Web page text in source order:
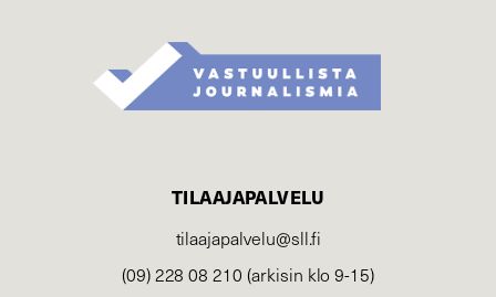
TILAAJAPALVELU
tilaajapalvelu@sll.fi
(09) 228 08 210 (arkisin klo 9-15)